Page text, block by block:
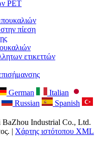
PET
πίεση
ετικεττών
German
Italian
Russian
Spanish
BaZhou Industrial Co., Ltd.
| Χάρτης ιστότοπου XML